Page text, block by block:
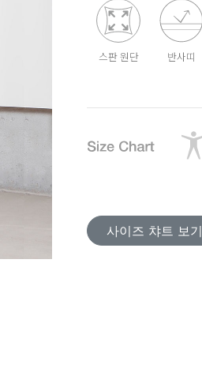
스판 원단 반사띠
사이즈 챠트 보기